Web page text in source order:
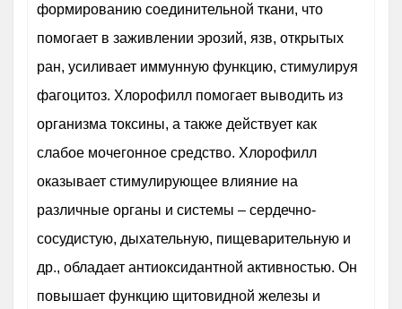
формированию соединительной ткани, что
помогает в заживлении эрозий, язв, открытых
ран, усиливает иммунную функцию, стимулируя
фагоцитоз. Хлорофилл помогает выводить из
организма токсины, а также действует как
слабое мочегонное средство. Хлорофилл
оказывает стимулирующее влияние на
различные органы и системы – сердечно-
сосудистую, дыхательную, пищеварительную и
др., обладает антиоксидантной активностью. Он
повышает функцию щитовидной железы и